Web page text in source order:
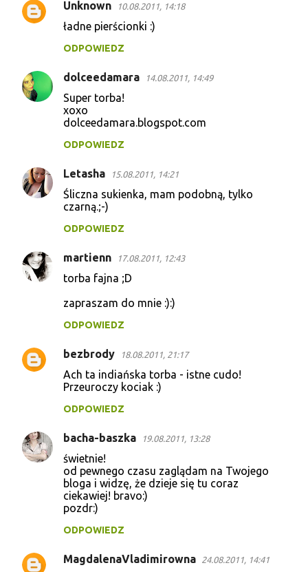
Unknown 10.08.2011, 14:18
ładne pierścionki :)
ODPOWIEDZ
dolceedamara 14.08.2011, 14:49
Super torba!
xoxo
dolceedamara.blogspot.com
ODPOWIEDZ
Letasha 15.08.2011, 14:21
Śliczna sukienka, mam podobną, tylko
czarną.;-)
ODPOWIEDZ
martienn 17.08.2011, 12:43
torba fajna ;D
zapraszam do mnie :):)
ODPOWIEDZ
bezbrody 18.08.2011, 21:17
Ach ta indiańska torba - istne cudo!
Przeuroczy kociak :)
ODPOWIEDZ
bacha-baszka 19.08.2011, 13:28
świetnie!
od pewnego czasu zaglądam na Twojego
bloga i widzę, że dzieje się tu coraz
ciekawiej! bravo:)
pozdr:)
ODPOWIEDZ
MagdalenaVladimirowna 24.08.2011, 14:41